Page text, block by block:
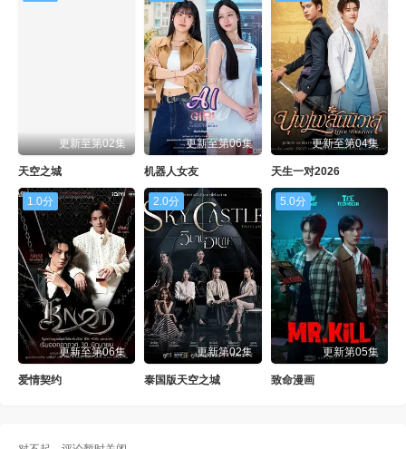
更新至第02集
天空之城
更新至第06集
机器人女友
更新至第04集
天生一对2026
1.0分
更新至第06集
爱情契约
2.0分
更新第02集
泰国版天空之城
5.0分
更新第05集
致命漫画